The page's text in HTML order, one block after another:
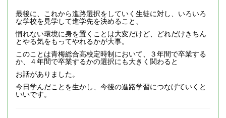
最後に、これから進路選択をしていく生徒に対し、いろいろ
な学校を見学して進学先を決めること、
慣れない環境に身を置くことは大変だけど、どれだけきちん
とやる気をもってやれるかが大事。
このことは青梅総合高校定時制において、３年間で卒業する
か、４年間で卒業するかの選択にも大きく関わると
お話がありました。
今日学んだことを生かし、今後の進路学習につなげていくと
いいです。